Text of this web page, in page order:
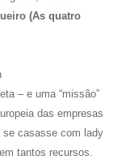
(As quatro
– e uma “missão”
das empresas
se casasse com lady
tantos recursos.